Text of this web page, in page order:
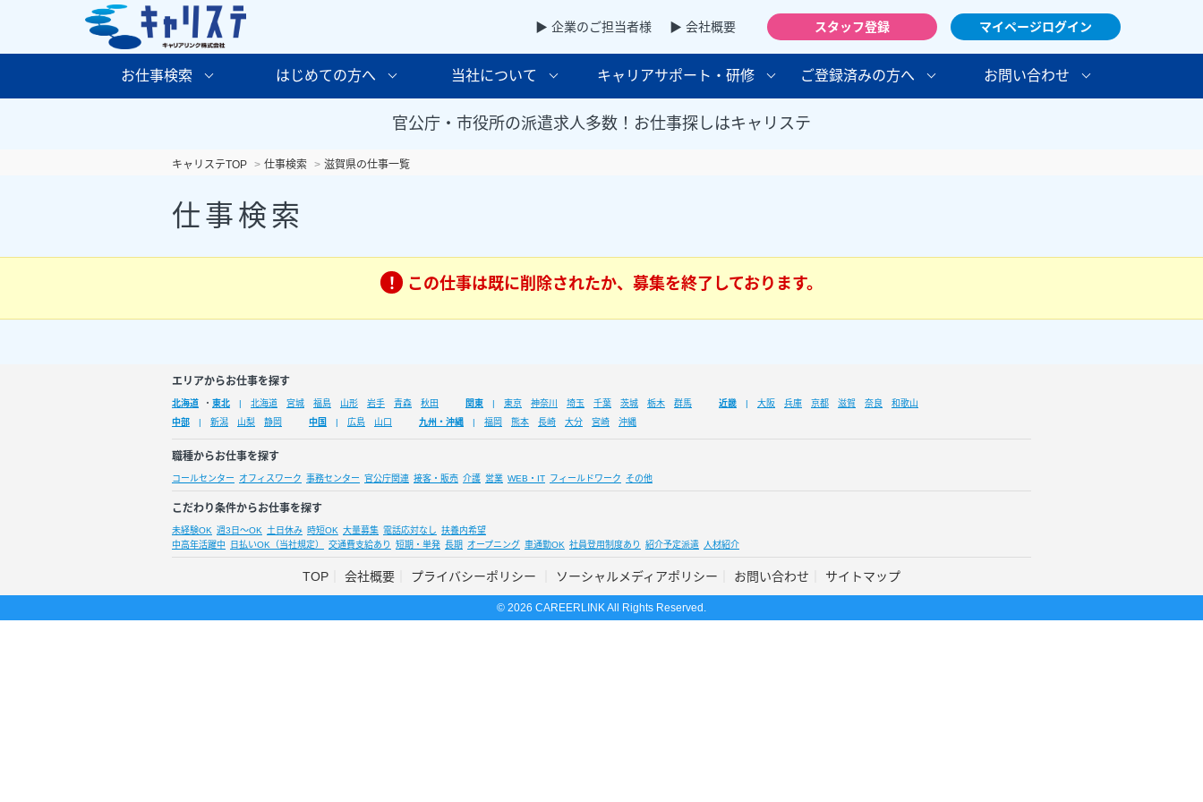
▶ 企業のご担当者様 ▶ 会社概要 スタッフ登録 マイページログイン
お仕事検索 はじめての方へ 当社について キャリアサポート・研修 ご登録済みの方へ お問い合わせ
官公庁・市役所の派遣求人多数！お仕事探しはキャリステ
キャリステTOP 仕事検索 滋賀県の仕事一覧
仕事検索
この仕事は既に削除されたか、募集を終了しております。
エリアからお仕事を探す
北海道 ・ 東北 北海道 宮城 福島 山形 岩手 青森 秋田 関東 東京 神奈川 埼玉 千葉 茨城 栃木 群馬 近畿 大阪 兵庫 京都 滋賀 奈良
和歌山
中部
新潟 山梨 静岡 中国 広島 山口 九州・沖縄 福岡 熊本 長崎 大分 宮崎 沖縄
職種からお仕事を探す
コールセンター オフィスワーク 事務センター 官公庁関連 接客・販売 介護 営業 WEB・IT フィールドワーク その他
こだわり条件からお仕事を探す
未経験OK 週3日～OK 土日休み 時短OK 大量募集 電話応対なし 扶養内希望
中高年活躍中
日払いOK（当社規定） 交通費支給あり 短期・単発 長期 オープニング 車通勤OK 社員登用制度あり 紹介予定派遣 人材紹介
TOP 会社概要 プライバシーポリシー ソーシャルメディアポリシー お問い合わせ サイトマップ
© 2026 CAREERLINK All Rights Reserved.